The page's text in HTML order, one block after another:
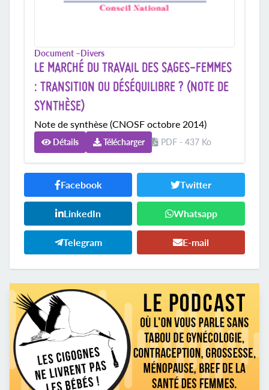
Document –Divers
LE MARCHÉ DU TRAVAIL DES SAGES-FEMMES
: TRANSITION OU DÉSÉQUILIBRE ? (NOTE DE
SYNTHÈSE)
Note de synthèse (CNOSF octobre 2014)
Détails Télécharger PDF - 437 Ko
Facebook Twitter
LinkedIn Whatsapp
Telegram E-mail